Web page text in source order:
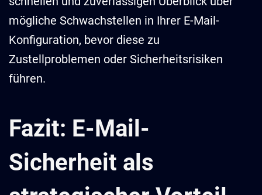
mögliche Schwachstellen in Ihrer E-Mail-
Konfiguration, bevor diese zu
Zustellproblemen oder Sicherheitsrisiken
führen.
Fazit: E-Mail-
Sicherheit als